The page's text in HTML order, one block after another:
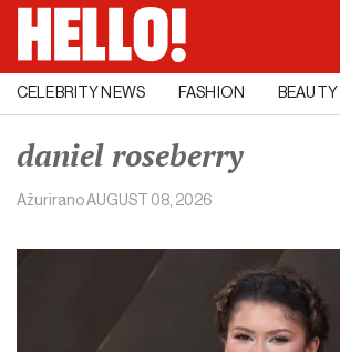
CELEBRITY NEWS FASHION BEAUTY
daniel roseberry
AžuriranoAUGUST 08, 2026